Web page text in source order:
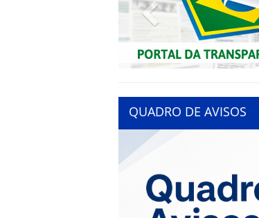
Previous
QUADRO DE AVISOS